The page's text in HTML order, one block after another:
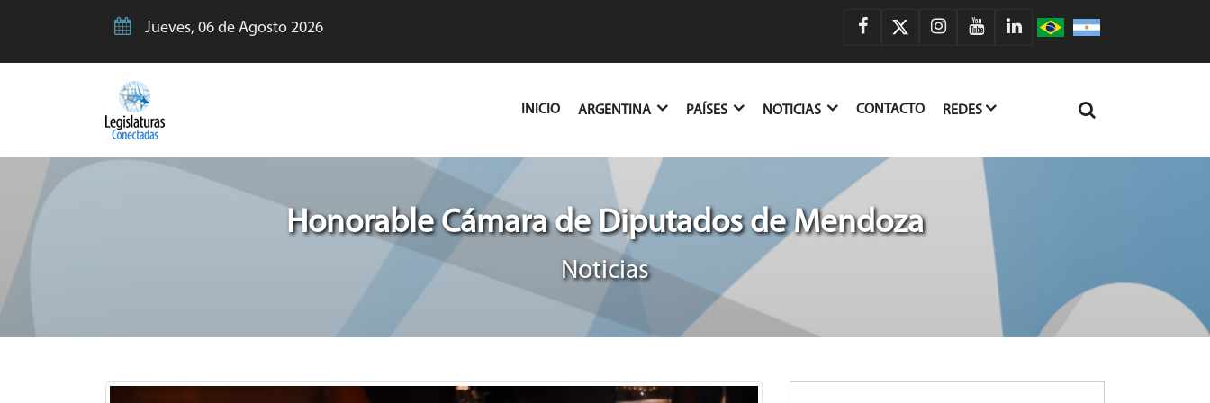
Jueves, 06 de Agosto 2026
INICIO(CURRENT)
ARGENTINA PAÍSES NOTICIAS CONTACTO REDES
Honorable Cámara de Diputados de Mendoza
Noticias